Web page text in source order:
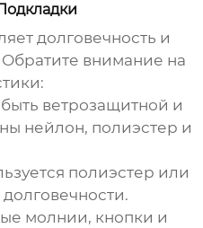
долговечность и
внимание на
ветрозащитной и
нейлон, полиэстер и
полиэстер или
молнии, кнопки и